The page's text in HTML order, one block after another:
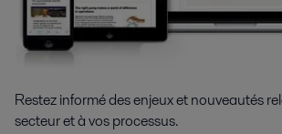
Restez informé des enjeux et nouveautés
secteur et à vos processus.